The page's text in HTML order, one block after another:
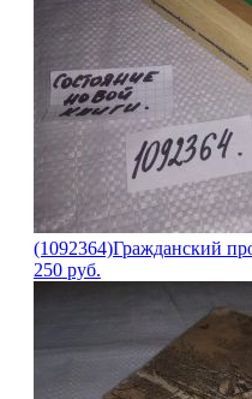
(1092364)Гражданский
250 руб.